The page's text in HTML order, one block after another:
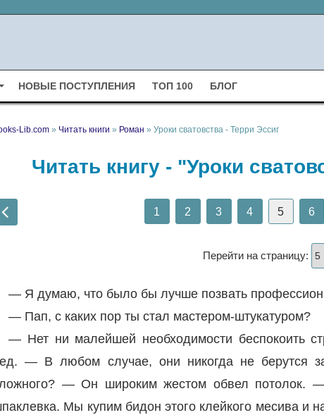
НОВЫЕ ПОСТУПЛЕНИЯ ТОП 100 БЛОГ
Lib.com » Читать книги » Роман » Уроки сватовства - Терри Эссиг
Читать книгу - "Уроки
1 2 3 4 5 6
Перейти на страницу:
— Я думаю, что было бы лучше позвать
— Пап, с каких пор ты стал мастером-штукатуром?
— Нет ни малейшей необходимости беспокоить
— В любом случае, они никогда не берутся
— Он широким жестом обвел потолок.
Мы купим бидон этого клейкого месива и